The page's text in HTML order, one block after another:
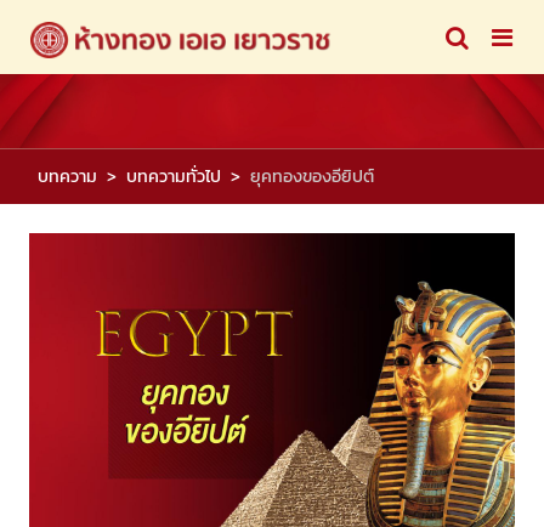
บทความ บทความทั่วไป ยุคทองของอียิปต์